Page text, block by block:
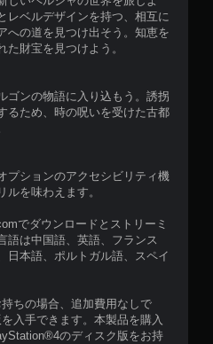
レベルデザインを持つ、相互に
への道を見つけ出そう。知恵を
財宝を見つけよう。
ゴンの物語に入り込もう。誘拐
るため、時の呪いを受けた古都
プションのアクセシビリティ機
を味わえます。
でダウンロードとストリーミ
語は中国語、英語、フランス
日本語、ポルトガル語、スペイ
ちの場合、追加費用なしで
入手できます。本製品を購入
のディスク版をお持